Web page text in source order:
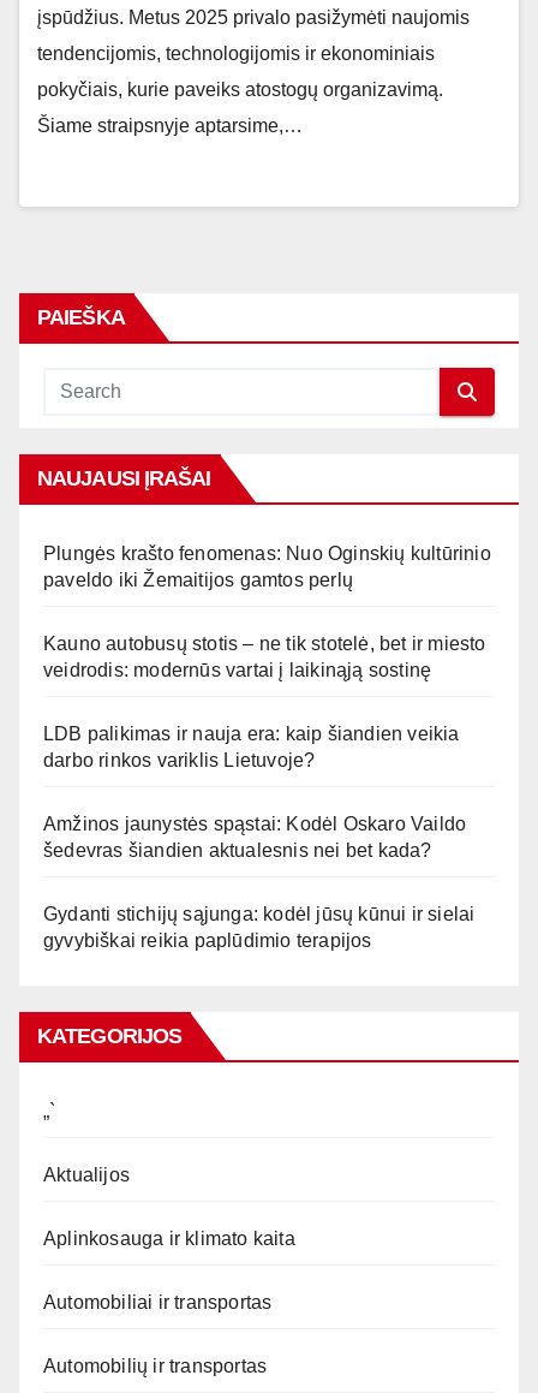
įspūdžius. Metus 2025 privalo pasižymėti naujomis
tendencijomis, technologijomis ir ekonominiais
pokyčiais, kurie paveiks atostogų organizavimą.
Šiame straipsnyje aptarsime,…
PAIEŠKA
NAUJAUSI ĮRAŠAI
Plungės krašto fenomenas: Nuo Oginskių kultūrinio
paveldo iki Žemaitijos gamtos perlų
Kauno autobusų stotis – ne tik stotelė, bet ir miesto
veidrodis: modernūs vartai į laikinąją sostinę
LDB palikimas ir nauja era: kaip šiandien veikia
darbo rinkos variklis Lietuvoje?
Amžinos jaunystės spąstai: Kodėl Oskaro Vaildo
šedevras šiandien aktualesnis nei bet kada?
Gydanti stichijų sąjunga: kodėl jūsų kūnui ir sielai
gyvybiškai reikia paplūdimio terapijos
KATEGORIJOS
„`
Aktualijos
Aplinkosauga ir klimato kaita
Automobiliai ir transportas
Automobilių ir transportas